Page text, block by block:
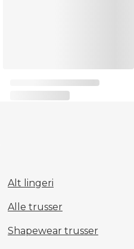
Alt lingeri
Alle trusser
Shapewear trusser